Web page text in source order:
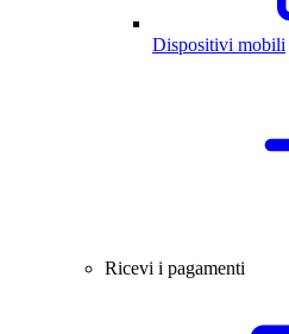
Dispositivi mobili
Ricevi i pagamenti